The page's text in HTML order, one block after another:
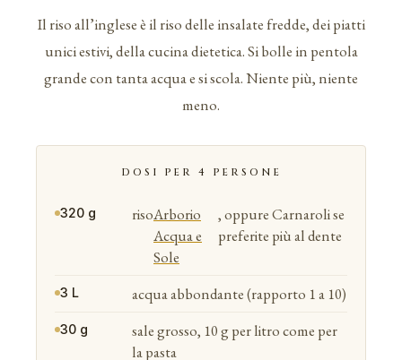
Il riso all’inglese è il riso delle insalate fredde, dei piatti
unici estivi, della cucina dietetica. Si bolle in pentola
grande con tanta acqua e si scola. Niente più, niente
meno.
DOSI PER 4 PERSONE
320 g risoArborio
Acqua e
Sole
, oppure Carnaroli se
preferite più al dente
3 L acqua abbondante (rapporto 1 a 10)
30 g
sale grosso, 10 g per litro come per
la pasta